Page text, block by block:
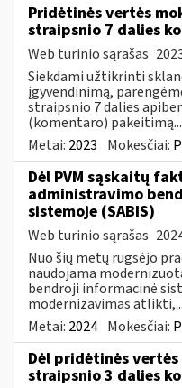
Pridėtinės vertės
straipsnio 7 dalies
Web turinio sąrašas
Siekdami užtikrinti
įgyvendinimą,
straipsnio 7 dalies
(komentaro) pakeitimą...
Metai: 2023 Mokesčiai:
Dėl PVM sąskaitų
administravimo
sistemoje (SABIS)
Web turinio sąrašas
Nuo šių metų rugsėjo
naudojama
bendroji informacinė
modernizavimas atlikti,...
Metai: 2024 Mokesčiai:
Dėl pridėtinės
straipsnio 3 dalies